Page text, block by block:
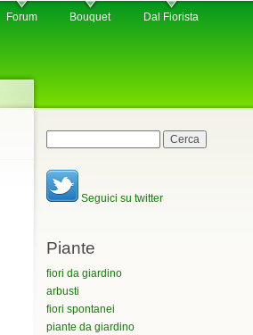
Forum Bouquet Dal Fiorista
Maschera di ricerca
Seguici su twitter
Piante
fiori da giardino
arbusti
fiori spontanei
piante da giardino